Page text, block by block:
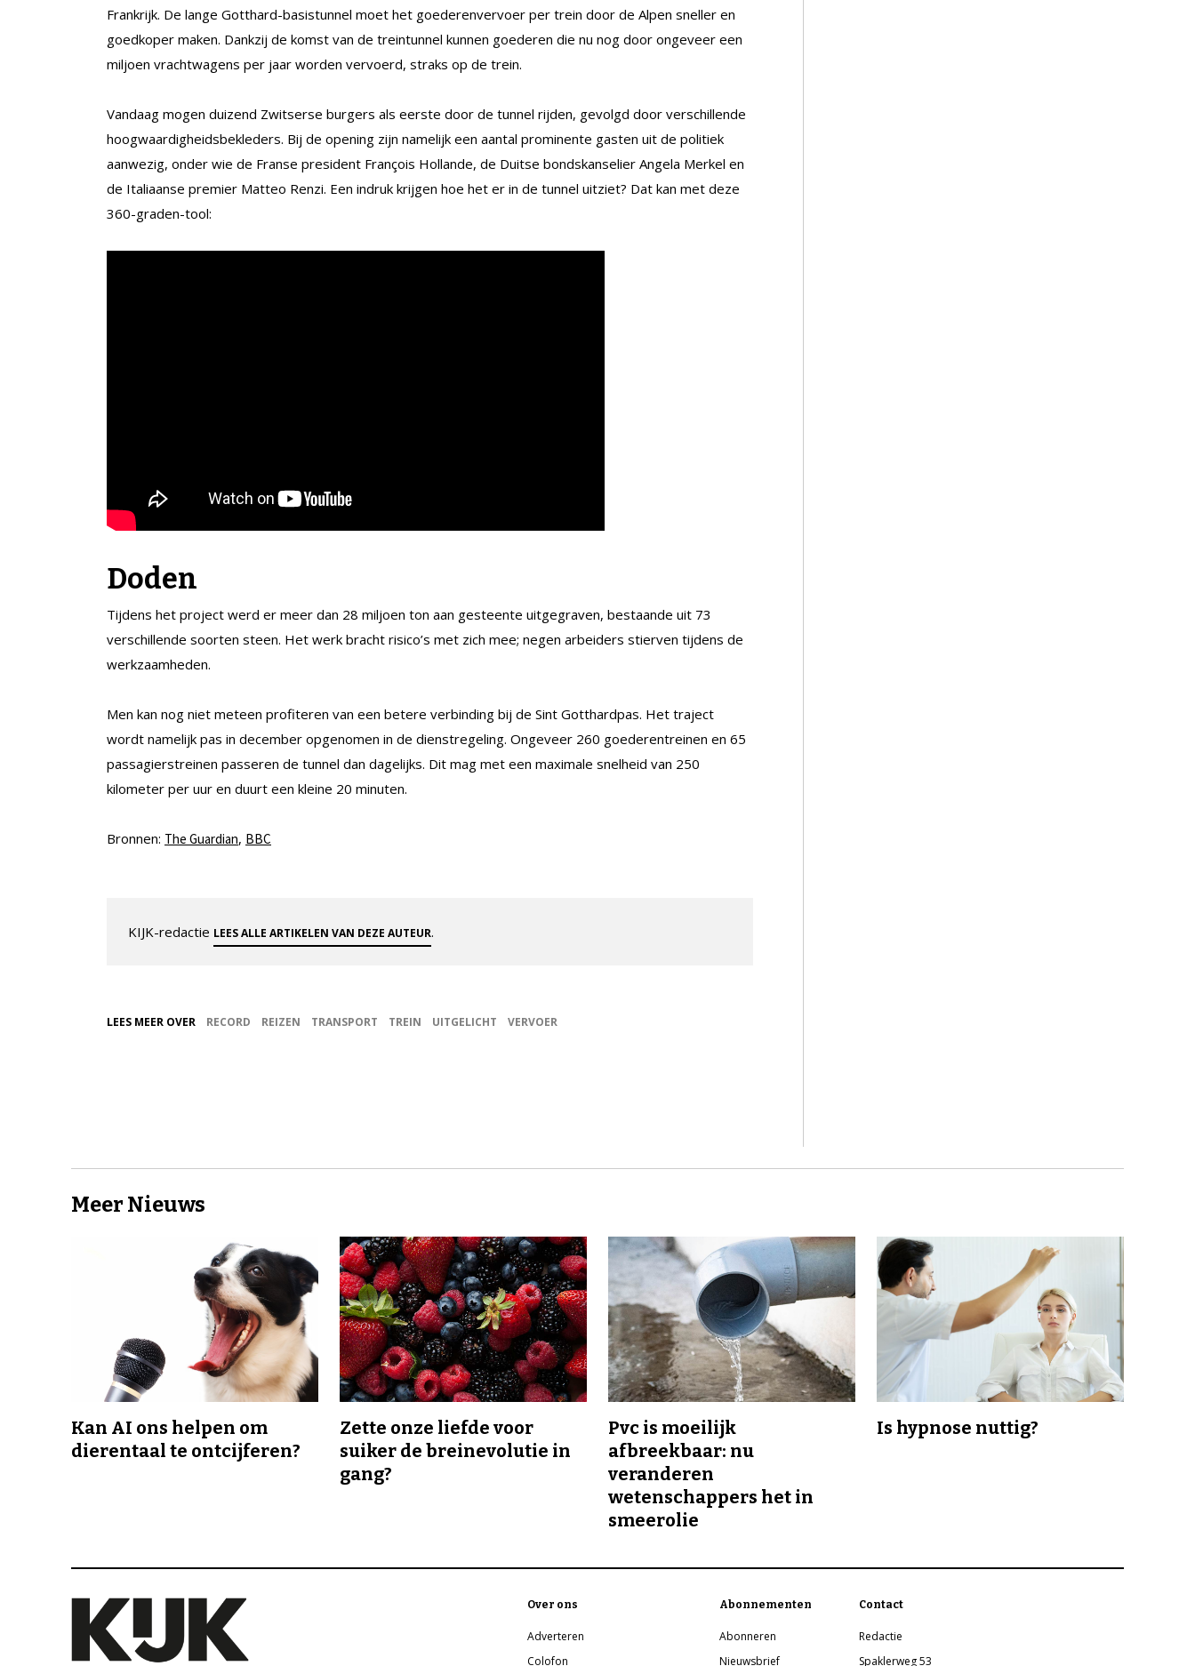
Frankrijk. De lange Gotthard-basistunnel moet het goederenvervoer per trein door de Alpen sneller en
goedkoper maken. Dankzij de komst van de treintunnel kunnen goederen die nu nog door ongeveer een
miljoen vrachtwagens per jaar worden vervoerd, straks op de trein.
Vandaag mogen duizend Zwitserse burgers als eerste door de tunnel rijden, gevolgd door verschillende
hoogwaardigheidsbekleders. Bij de opening zijn namelijk een aantal prominente gasten uit de politiek
aanwezig, onder wie de Franse president François Hollande, de Duitse bondskanselier Angela Merkel en
de Italiaanse premier Matteo Renzi. Een indruk krijgen hoe het er in de tunnel uitziet? Dat kan met deze
360-graden-tool:
Doden
Tijdens het project werd er meer dan 28 miljoen ton aan gesteente uitgegraven, bestaande uit 73
verschillende soorten steen. Het werk bracht risico’s met zich mee; negen arbeiders stierven tijdens de
werkzaamheden.
Men kan nog niet meteen profiteren van een betere verbinding bij de Sint Gotthardpas. Het traject
wordt namelijk pas in december opgenomen in de dienstregeling. Ongeveer 260 goederentreinen en 65
passagierstreinen passeren de tunnel dan dagelijks. Dit mag met een maximale snelheid van 250
kilometer per uur en duurt een kleine 20 minuten.
Bronnen: The Guardian, BBC
KIJK-redactie LEES ALLE ARTIKELEN VAN DEZE AUTEUR.
LEES MEER OVER RECORD REIZEN TRANSPORT TREIN UITGELICHT VERVOER
Meer Nieuws
Kan AI ons helpen om
dierentaal te ontcijferen?
Zette onze liefde voor
suiker de breinevolutie in
gang?
Pvc is moeilijk
afbreekbaar: nu
veranderen
wetenschappers het in
smeerolie
Is hypnose nuttig?
Over ons
Adverteren
Colofon
Abonnementen
Abonneren
Nieuwsbrief
Contact
Redactie
Spaklerweg 53